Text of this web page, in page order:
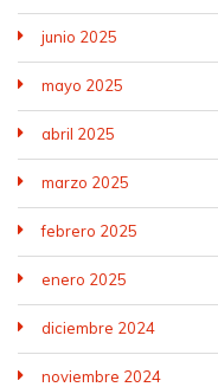
junio 2025
mayo 2025
abril 2025
marzo 2025
febrero 2025
enero 2025
diciembre 2024
noviembre 2024